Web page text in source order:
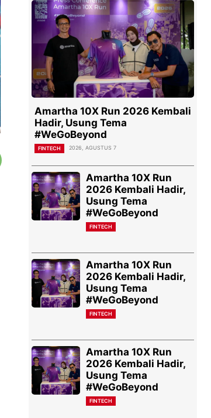
Amartha 10X Run 2026 Kembali
Hadir, Usung Tema
#WeGoBeyond
FINTECH 2026, AGUSTUS 7
Amartha 10X Run
2026 Kembali Hadir,
Usung Tema
#WeGoBeyond
FINTECH
Amartha 10X Run
2026 Kembali Hadir,
Usung Tema
#WeGoBeyond
FINTECH
Amartha 10X Run
2026 Kembali Hadir,
Usung Tema
#WeGoBeyond
FINTECH